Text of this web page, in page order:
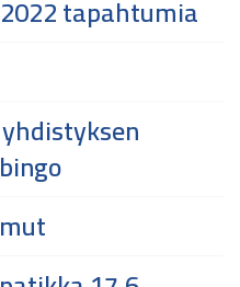
2022 tapahtumia